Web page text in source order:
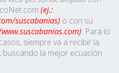
(ej.:
suscabanias) o con su
. Para lo
siempre va a recibir la
la mejor ecuación